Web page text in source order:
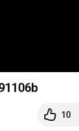
10